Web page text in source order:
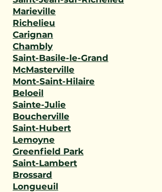
Marieville
Richelieu
Carignan
Chambly
Saint-Basile-le-Grand
McMasterville
Mont-Saint-Hilaire
Beloeil
Sainte-Julie
Boucherville
Saint-Hubert
Lemoyne
Greenfield Park
Saint-Lambert
Brossard
Longueuil